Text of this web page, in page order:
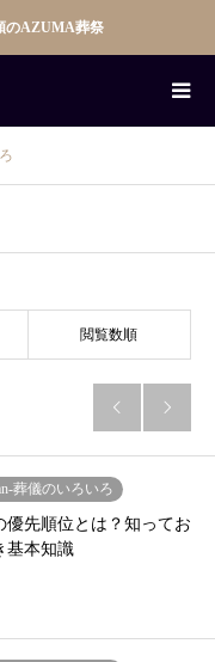
のAZUMA葬祭
閲覧数順
 
葬儀のいろいろ
優先順位とは？知ってお
基本知識